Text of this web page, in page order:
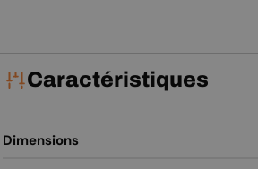
Caractéristiques
Dimensions